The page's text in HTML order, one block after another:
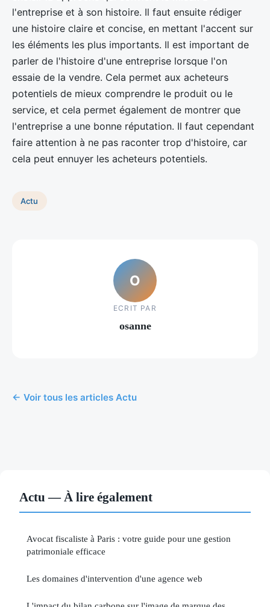
l'entreprise et à son histoire. Il faut ensuite rédiger
une histoire claire et concise, en mettant l'accent sur
les éléments les plus importants. Il est important de
parler de l'histoire d'une entreprise lorsque l'on
essaie de la vendre. Cela permet aux acheteurs
potentiels de mieux comprendre le produit ou le
service, et cela permet également de montrer que
l'entreprise a une bonne réputation. Il faut cependant
faire attention à ne pas raconter trop d'histoire, car
cela peut ennuyer les acheteurs potentiels.
Actu
O
ECRIT PAR
osanne
← Voir tous les articles Actu
Actu — À lire également
Avocat fiscaliste à Paris : votre guide pour une gestion
patrimoniale efficace
Les domaines d'intervention d'une agence web